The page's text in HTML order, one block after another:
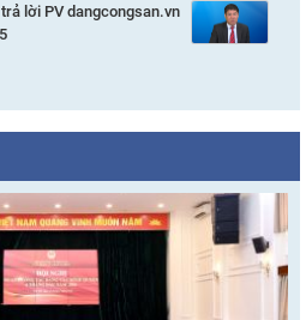
lời PV dangcongsan.vn